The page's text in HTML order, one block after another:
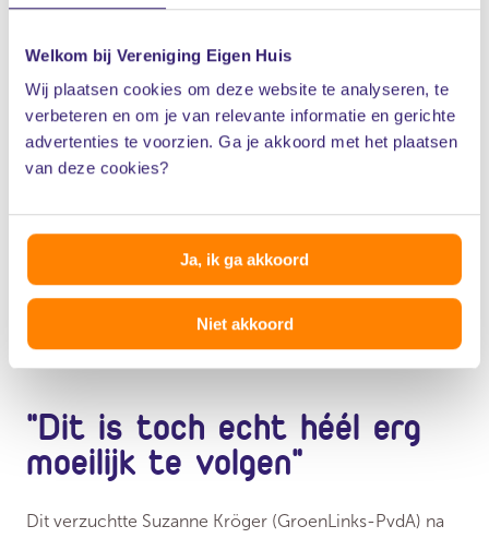
Welkom bij Vereniging Eigen Huis
Wij plaatsen cookies om deze website te analyseren, te
verbeteren en om je van relevante informatie en gerichte
advertenties te voorzien. Ga je akkoord met het plaatsen
van deze cookies?
Ja, ik ga akkoord
Niet akkoord
"Dit is toch echt héél erg
moeilijk te volgen"
Dit verzuchtte Suzanne Kröger (GroenLinks-PvdA) na